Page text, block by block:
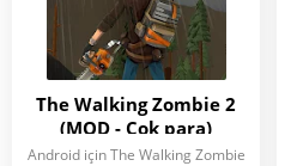
The Walking Zombie 2
(MOD - Çok para)
Android için The Walking Zombie